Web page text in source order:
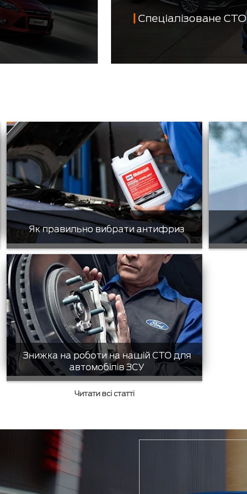
Спеціалізоване СТО
Як правильно вибрати антифриз
Знижка на роботи на нашій СТО для
автомобілів ЗСУ
Читати всі статті